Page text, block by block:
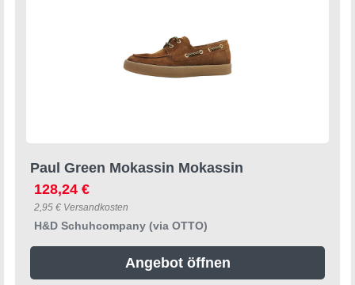
Paul Green Mokassin Mokassin
128,24 €
2,95 € Versandkosten
H&D Schuhcompany (via OTTO)
Angebot öffnen